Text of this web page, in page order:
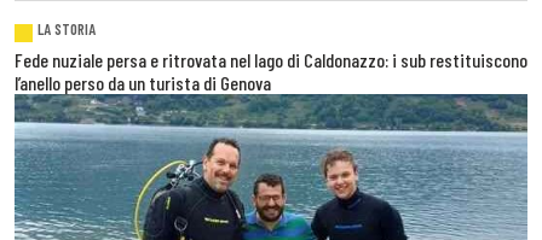
LA STORIA
Fede nuziale persa e ritrovata nel lago di Caldonazzo: i sub restituiscono
l’anello perso da un turista di Genova